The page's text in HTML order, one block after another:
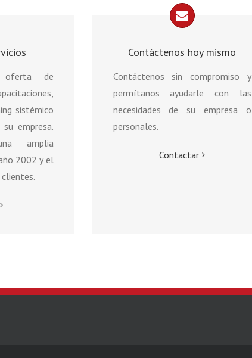
oferta de
sistémico
empresa.
amplia
2002 y el
Contáctenos hoy mismo
Contáctenos sin compromiso y
permítanos ayudarle con las
necesidades de su empresa o
personales.
Contactar